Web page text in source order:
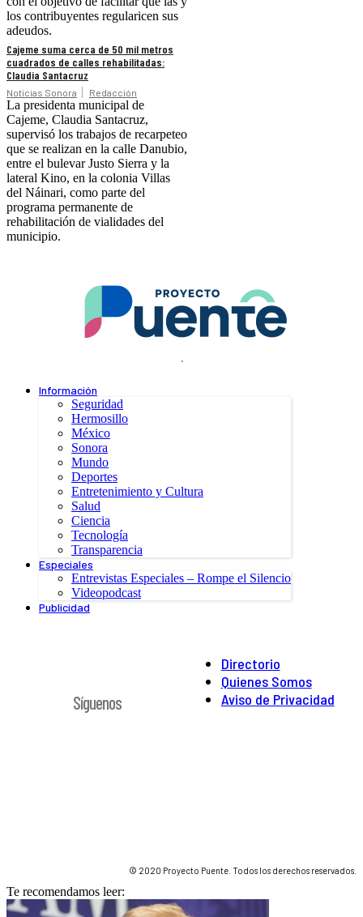
los contribuyentes regularicen sus
adeudos.
Cajeme suma cerca de 50 mil metros
cuadrados de calles rehabilitadas:
Claudia Santacruz
Noticias Sonora Redacción
La presidenta municipal de
Cajeme, Claudia Santacruz,
supervisó los trabajos de recarpeteo
que se realizan en la calle Danubio,
entre el bulevar Justo Sierra y la
lateral Kino, en la colonia Villas
del Náinari, como parte del
programa permanente de
rehabilitación de vialidades del
municipio.
.
Información
Seguridad
Hermosillo
México
Sonora
Mundo
Deportes
Entretenimiento y Cultura
Salud
Ciencia
Tecnología
Transparencia
Especiales
Entrevistas Especiales – Rompe el Silencio
Videopodcast
Publicidad
Directorio
Quienes Somos
Aviso de Privacidad
Síguenos
© 2020 Proyecto Puente. Todos los derechos reservados.
Te recomendamos leer: